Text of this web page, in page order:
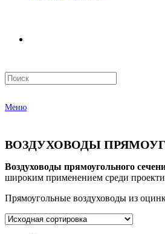
Меню
ВОЗДУХОВОДЫ
Воздуховоды прямоугольного
широким применением среди
Прямоугольные воздуховоды из